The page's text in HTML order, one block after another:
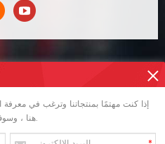
إذا كنت مهتمًا بمنتجاتنا وترغب في
هنا ، وسوف نقوم بالرد عليك في أقرب وقت ممكن.